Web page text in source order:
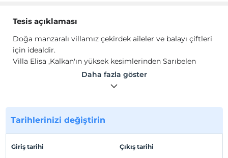
Tesis açıklaması
Doğa manzaralı villamız çekirdek aileler ve balayı çiftleri
için idealdir.
Villa Elisa ,Kalkan'ın yüksek kesimlerinden Sarıbelen
mevkisinde 2 yatak odası 4 kişi kapasiteli
villadır.Villamızın havuz alanı korunaklı olup
mimariye sahip Villa Elisa 'nın, yatak odasında çift kişilik
jakuzi bulunmaktadır.Doğa manzaralı villamız çekirdek
Tesis lokasyon bilgileri
Daha fazla göster
Tarihlerinizi değiştirin
Giriş tarihi Çıkış tarihi